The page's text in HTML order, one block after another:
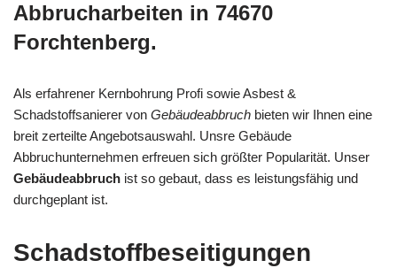
Abbrucharbeiten in 74670
Forchtenberg.
Als erfahrener Kernbohrung Profi sowie Asbest &
Schadstoffsanierer von Gebäudeabbruch bieten wir Ihnen eine
breit zerteilte Angebotsauswahl. Unsre Gebäude
Abbruchunternehmen erfreuen sich größter Popularität. Unser
Gebäudeabbruch ist so gebaut, dass es leistungsfähig und
durchgeplant ist.
Schadstoffbeseitigungen